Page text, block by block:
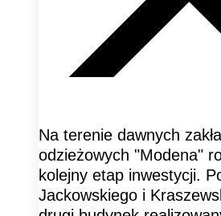
Na terenie dawnych
odzieżowych "Modena"
kolejny etap inwestycji.
Jackowskiego i